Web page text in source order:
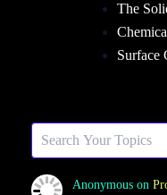
The
Surface
Anonymouson